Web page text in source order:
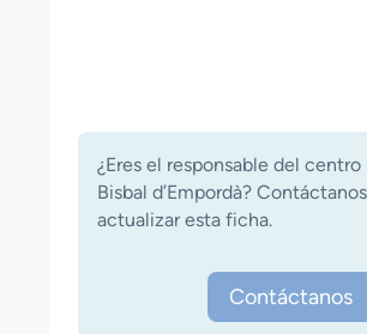
¿Eres el responsable del centro
Bisbal d’Empordà?
actualizar esta ficha.
Contáctanos